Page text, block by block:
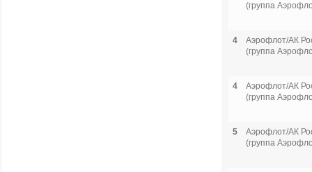
(группа
4
Аэрофлот/АК
(группа
4
Аэрофлот/АК
(группа
5
Аэрофлот/АК
(группа